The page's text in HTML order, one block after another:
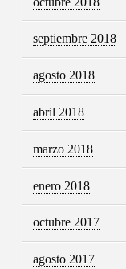
septiembre 2018
agosto 2018
abril 2018
marzo 2018
enero 2018
octubre 2017
agosto 2017